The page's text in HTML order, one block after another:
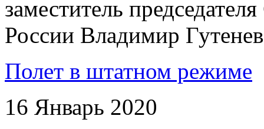
заместитель
России Владимир
Полет в штатном режиме
16 Январь 2020